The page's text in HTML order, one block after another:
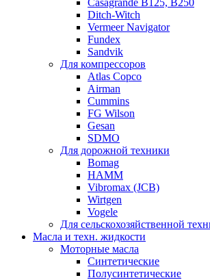
Ditch-Witch
Vermeer Navigator
Fundex
Sandvik
Для компрессоров
Atlas Copco
Airman
Cummins
FG Wilson
Gesan
SDMO
Для дорожной техники
Bomag
HAMM
Vibromax (JCB)
Wirtgen
Vogele
Для сельскохозяйственной
Масла и техн. жидкости
Моторные масла
Синтетические
Полусинтетические